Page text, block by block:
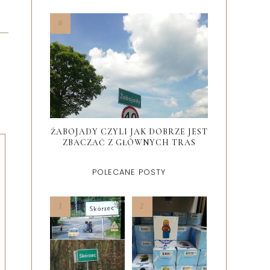
ŻABOJADY CZYLI JAK DOBRZE JEST
ZBACZAĆ Z GŁÓWNYCH TRAS
POLECANE POSTY